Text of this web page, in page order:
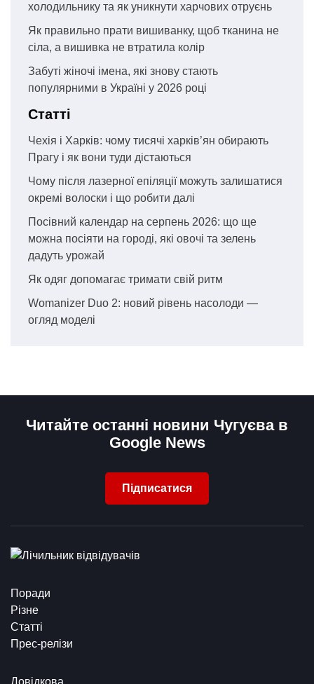
холодильнику та як уникнути харчових отруєнь
Як правильно прати вишиванку, щоб тканина не
сіла, а вишивка не втратила колір
Забуті жіночі імена, які знову стають
популярними в Україні у 2026 році
Статті
Чехія і Харків: чому тисячі харків’ян обирають
Прагу і як вони туди дістаються
Чому після лазерної епіляції можуть залишатися
окремі волоски і що робити далі
Посівний календар на серпень 2026: що ще
можна посіяти на городі, які овочі та зелень
дадуть урожай
Як одяг допомагає тримати свій ритм
Womanizer Duo 2: новий рівень насолоди —
огляд моделі
Читайте останні новини Чугуєва в
Google News
Підписатися
Поради
Різне
Статті
Прес-релізи